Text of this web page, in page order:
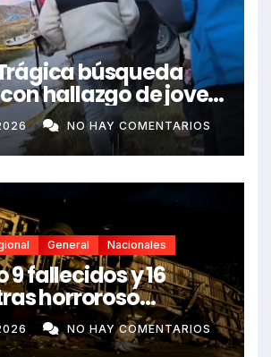
búsqueda
hallazgo de joven
RancasNO HAY COMENTARIOS
General Nacionales
9 fallecidos y 16
horroroso
bus Real Chancas
contra vivienda
NO HAY COMENTARIOS